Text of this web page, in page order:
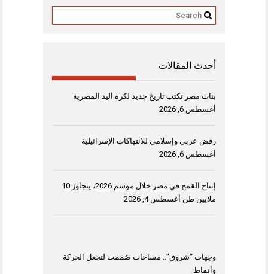
أحدث المقالات
بنات مصر تكتب تاريخ جديد لكرة اليد المصرية
أغسطس 6, 2026
رفض عربي وإسلامي للانتهاكات الإسرائيلية
أغسطس 6, 2026
إنتاج القمح في مصر خلال موسم 2026، يتجاوز 10
ملايين طن أغسطس 4, 2026
وجهات “شروق”.. مساحات صُممت لتجعل الحركة
وأنماط